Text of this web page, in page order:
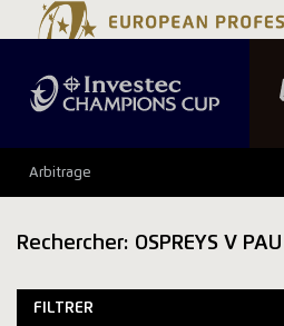
Arbitrage
Rechercher: OSPREYS V PAU
FILTRER